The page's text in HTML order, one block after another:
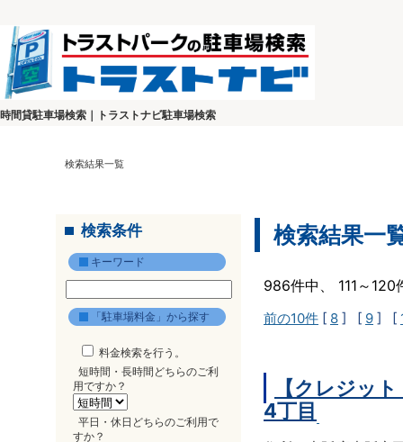
時間貸駐車場検索｜トラストナビ駐車場検索
検索結果一覧
検索条件
キーワード
「駐車場料金」から探す
料金検索を行う。
短時間・長時間どちらのご利
用ですか？
平日・休日どちらのご利用で
すか？
検索結果一
986件中、 111～
前の10件 [ 8 ] [ 9 ] [
【クレジッ
4丁目